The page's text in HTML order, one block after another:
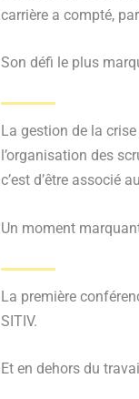
carrière a compté,
Son défi le plus
La gestion de la
l’organisation des
c’est d’être associé
Un moment
La première
SITIV.
Et en dehors du